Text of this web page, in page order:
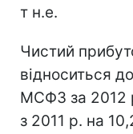
т н.е.
Чистий
відноситься
МСФЗ за 2012
з 2011 р. на